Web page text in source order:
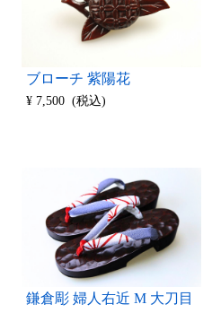
ブローチ 紫陽花
¥ 7,500 (税込)
鎌倉彫 婦人右近 M 大刀目